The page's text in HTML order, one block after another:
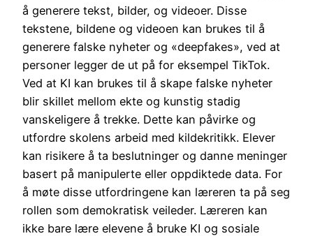
å generere tekst, bilder, og videoer. Disse
tekstene, bildene og videoen kan brukes til å
generere falske nyheter og «deepfakes», ved at
personer legger de ut på for eksempel TikTok.
Ved at KI kan brukes til å skape falske nyheter
blir skillet mellom ekte og kunstig stadig
vanskeligere å trekke. Dette kan påvirke og
utfordre skolens arbeid med kildekritikk. Elever
kan risikere å ta beslutninger og danne meninger
basert på manipulerte eller oppdiktede data. For
å møte disse utfordringene kan læreren ta på seg
rollen som demokratisk veileder. Læreren kan
ikke bare lære elevene å bruke KI og sosiale